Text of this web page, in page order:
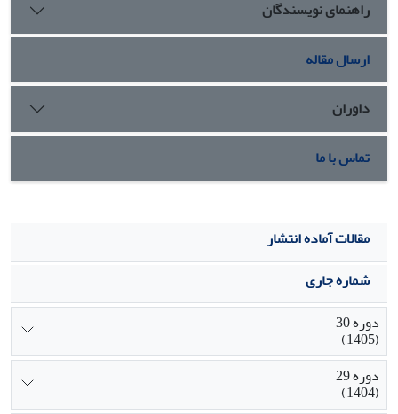
راهنمای نویسندگان
ارسال مقاله
داوران
تماس با ما
مقالات آماده انتشار
شماره جاری
دوره 30
(1405)
دوره 29
(1404)